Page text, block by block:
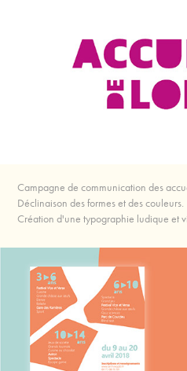
Campagne de communication des
Déclinaison des formes et des couleurs.
Création d'une typographie ludique et